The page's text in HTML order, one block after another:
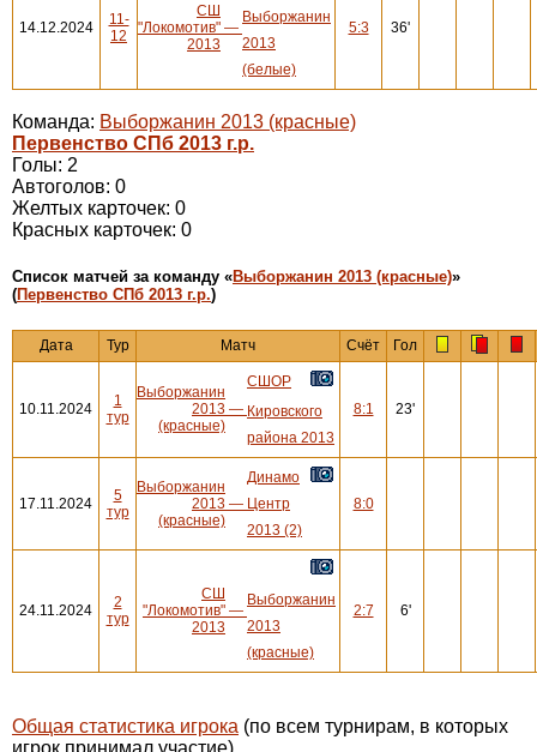
14.12.2024
11-
12
СШ
"Локомотив"
2013
—
Выборжанин
2013
(белые)
5:3 36'
Команда: Выборжанин 2013 (красные)
Первенство СПб 2013 г.р.
Голы: 2
Автоголов: 0
Желтых карточек: 0
Красных карточек: 0
Cписок матчей за команду «Выборжанин 2013 (красные)»
(Первенство СПб 2013 г.р.)
Дата Тур Матч Счёт Гол
10.11.2024
1
тур
Выборжанин
2013
(красные)
—
СШОР
Кировского
района 2013
8:1 23'
17.11.2024
5
тур
Выборжанин
2013
(красные)
—
Динамо
Центр
2013 (2)
8:0
24.11.2024
2
тур
СШ
"Локомотив"
2013
—
Выборжанин
2013
(красные)
2:7 6'
Общая статистика игрока (по всем турнирам, в которых
игрок принимал участие)